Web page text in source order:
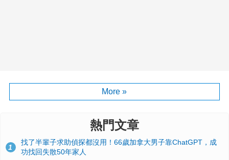
More »
熱門文章
1
找了半輩子求助偵探都沒用！66歲加拿大男子靠ChatGPT，成
功找回失散50年家人